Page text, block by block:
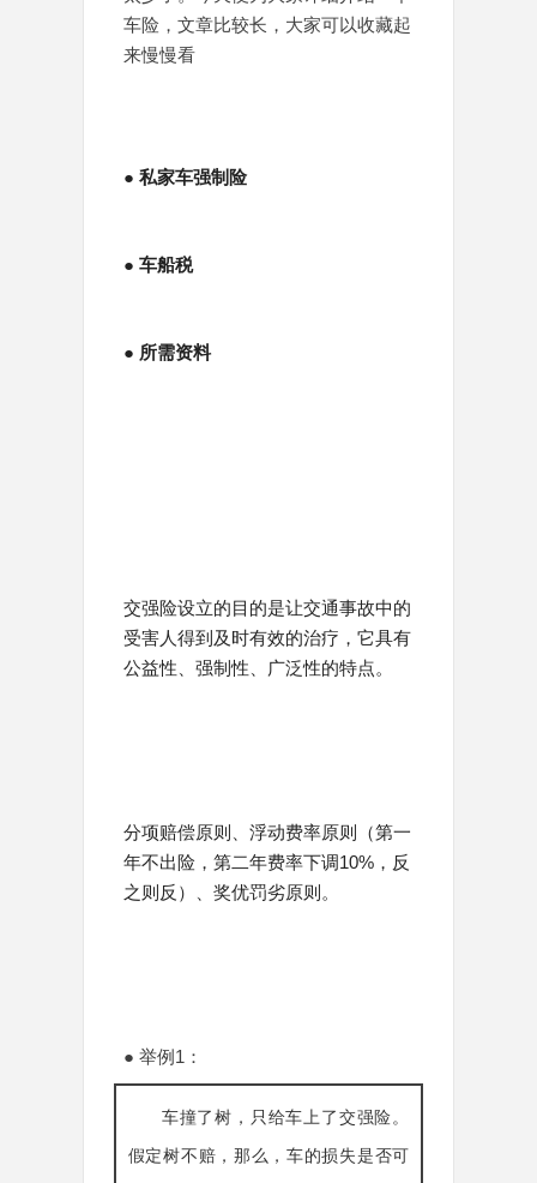
车险，文章比较长，大家可以收藏起
来慢慢看
● 私家车强制险
● 车船税
● 所需资料
交强险设立的目的是让交通事故中的
受害人得到及时有效的治疗，它具有
公益性、强制性、广泛性的特点。
分项赔偿原则、浮动费率原则（第一
年不出险，第二年费率下调10%，反
之则反）、奖优罚劣原则。
● 举例1：
车撞了树，只给车上了交强险。
假定树不赔，那么，车的损失是否可